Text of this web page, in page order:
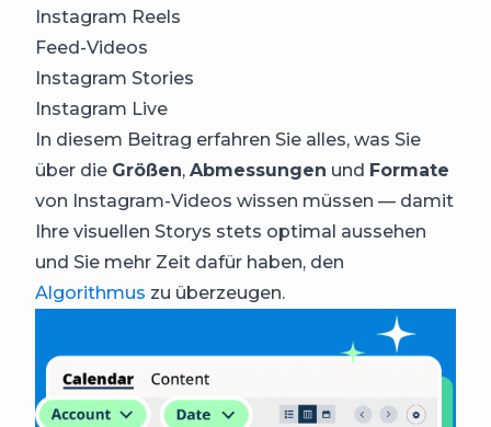
Instagram Reels
Feed-Videos
Instagram Stories
Instagram Live
In diesem Beitrag erfahren Sie alles, was Sie
über die Größen, Abmessungen und Formate
von Instagram-Videos wissen müssen — damit
Ihre visuellen Storys stets optimal aussehen
und Sie mehr Zeit dafür haben, den
Algorithmus zu überzeugen.